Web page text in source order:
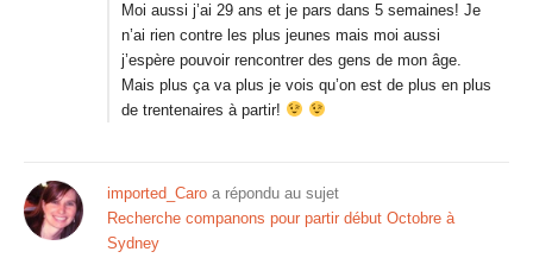
Moi aussi j’ai 29 ans et je pars dans 5 semaines! Je
n’ai rien contre les plus jeunes mais moi aussi
j’espère pouvoir rencontrer des gens de mon âge.
Mais plus ça va plus je vois qu’on est de plus en plus
de trentenaires à partir!
imported_Caro a répondu au sujet
Recherche companons pour partir début Octobre à
Sydney